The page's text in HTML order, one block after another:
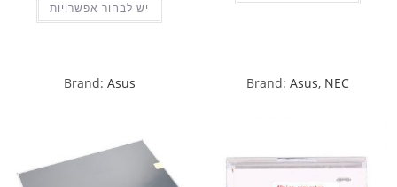
יש לבחור אפשרויות
Brand: Asus, NEC
Brand: Asus